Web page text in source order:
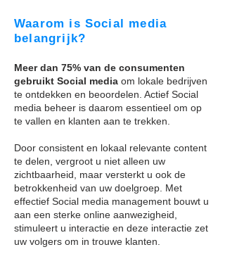
Waarom is Social media
belangrijk?
Meer dan 75% van de consumenten
gebruikt Social media om lokale bedrijven
te ontdekken en beoordelen. Actief Social
media beheer is daarom essentieel om op
te vallen en klanten aan te trekken.
Door consistent en lokaal relevante content
te delen, vergroot u niet alleen uw
zichtbaarheid, maar versterkt u ook de
betrokkenheid van uw doelgroep. Met
effectief Social media management bouwt u
aan een sterke online aanwezigheid,
stimuleert u interactie en deze interactie zet
uw volgers om in trouwe klanten.